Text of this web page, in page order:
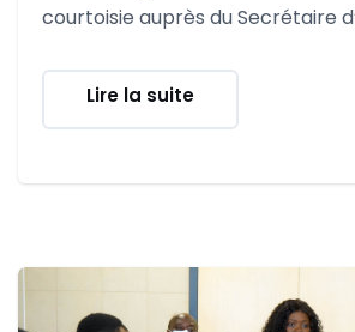
courtoisie auprès du Secrétaire
Lire la suite